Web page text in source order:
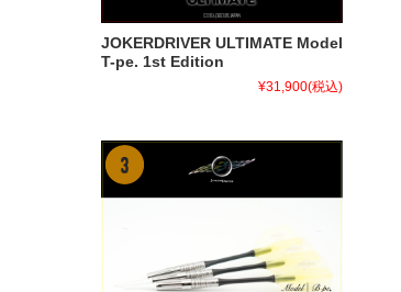
JOKERDRIVER ULTIMATE Model
T-pe. 1st Edition
¥31,900(税込)